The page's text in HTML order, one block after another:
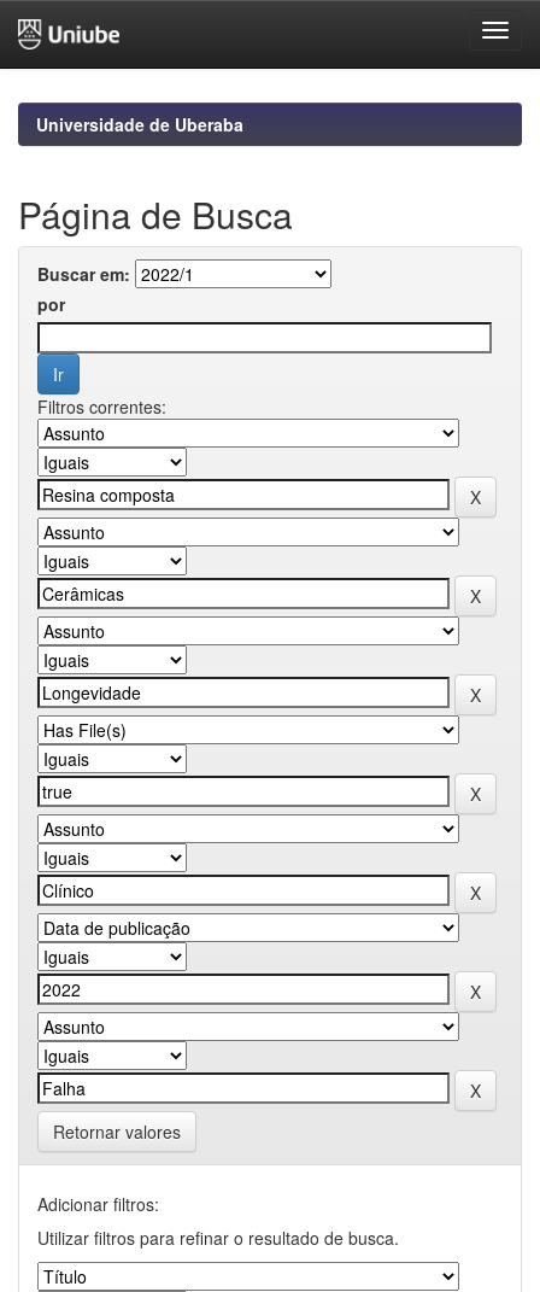
navigationUniversidade de Uberaba
Página de Busca
Buscar em:
por
Filtros correntes:
Retornar valores
Adicionar filtros:
Utilizar filtros para refinar o resultado de busca.